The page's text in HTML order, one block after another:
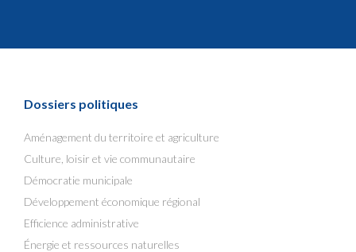
Dossiers politiques
Aménagement du territoire et agriculture
Culture, loisir et vie communautaire
Démocratie municipale
Développement économique régional
Efficience administrative
Énergie et ressources naturelles